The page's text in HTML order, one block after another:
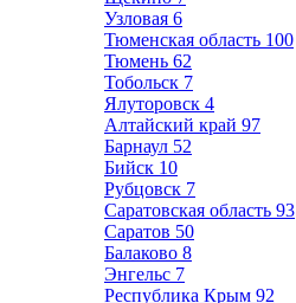
Узловая 6
Тюменская область 100
Тюмень 62
Тобольск 7
Ялуторовск 4
Алтайский край 97
Барнаул 52
Бийск 10
Рубцовск 7
Саратовская область 93
Саратов 50
Балаково 8
Энгельс 7
Республика Крым 92